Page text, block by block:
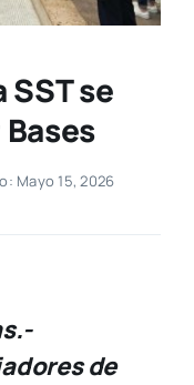
se
Mayo 15, 2026
de